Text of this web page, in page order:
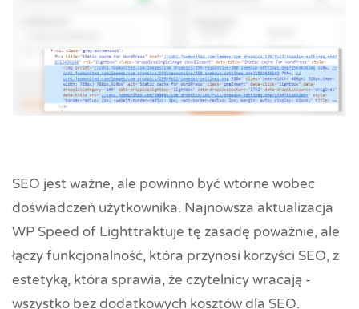
SEO jest ważne, ale powinno być wtórne wobec
doświadczeń użytkownika. Najnowsza aktualizacja
WP Speed of Lighttraktuje tę zasadę poważnie, ale
łączy funkcjonalność, która przynosi korzyści SEO, z
estetyką, która sprawia, że czytelnicy wracają -
wszystko bez dodatkowych kosztów dla SEO.